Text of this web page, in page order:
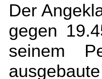
Der
gegen
seinem